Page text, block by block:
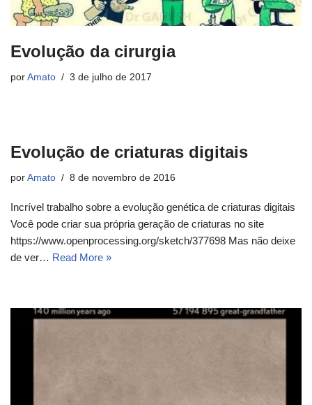
Evolução da cirurgia
por Amato 3 de julho de 2017
Evolução de criaturas digitais
por Amato 8 de novembro de 2016
Incrível trabalho sobre a evolução genética de criaturas digitais
Você pode criar sua própria geração de criaturas no site
https://www.openprocessing.org/sketch/377698 Mas não deixe
de ver… Read More »